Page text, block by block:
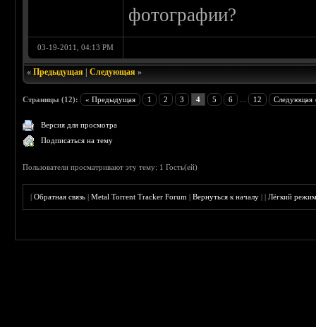
фотографии?
03-19-2011, 04:13 PM
«Предыдущая |Следующая »
Страницы (12): « Предыдущая 1 2 3 4 5 6 12 Следующая
Версия для просмотра
Подписаться на тему
Пользователи просматривают эту тему: 1 Гость(ей)
|Обратная связь |Metal Torrent Tracker Forum |Вернуться к началу ||Лёгкий